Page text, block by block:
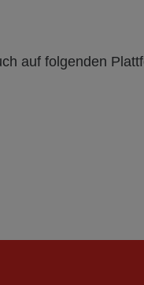
auf folgenden